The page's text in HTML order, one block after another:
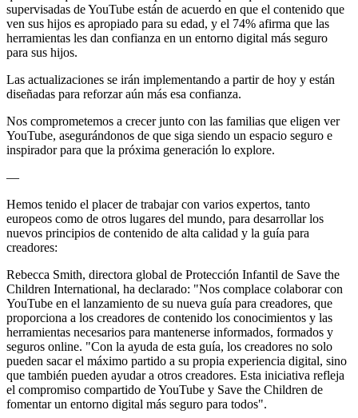
supervisadas de YouTube están de acuerdo en que el contenido que
ven sus hijos es apropiado para su edad, y el 74% afirma que las
herramientas les dan confianza en un entorno digital más seguro
para sus hijos.
Las actualizaciones se irán implementando a partir de hoy y están
diseñadas para reforzar aún más esa confianza.
Nos comprometemos a crecer junto con las familias que eligen ver
YouTube, asegurándonos de que siga siendo un espacio seguro e
inspirador para que la próxima generación lo explore.
—
Hemos tenido el placer de trabajar con varios expertos, tanto
europeos como de otros lugares del mundo, para desarrollar los
nuevos principios de contenido de alta calidad y la guía para
creadores:
Rebecca Smith, directora global de Protección Infantil de Save the
Children International, ha declarado: "Nos complace colaborar con
YouTube en el lanzamiento de su nueva guía para creadores, que
proporciona a los creadores de contenido los conocimientos y las
herramientas necesarios para mantenerse informados, formados y
seguros online. "Con la ayuda de esta guía, los creadores no solo
pueden sacar el máximo partido a su propia experiencia digital, sino
que también pueden ayudar a otros creadores. Esta iniciativa refleja
el compromiso compartido de YouTube y Save the Children de
fomentar un entorno digital más seguro para todos".